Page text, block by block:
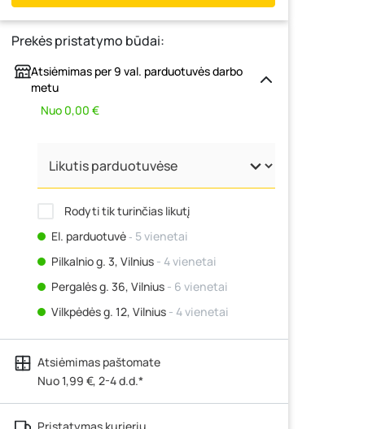
Prekės pristatymo būdai:
Atsiėmimas per 9 val. parduotuvės darbo
metu
Nuo 0,00 €
Rodyti tik turinčias likutį
El. parduotuvė‐ 5 vienetai
Pilkalnio g. 3, Vilnius - 4 vienetai
Pergalės g. 36, Vilnius - 6 vienetai
Vilkpėdės g. 12, Vilnius - 4 vienetai
Ateities g. 15, Vilnius- 4 vienetai
Kauno r., Narsiečių k., Vytauto g. 183,
Kaunas - 3 vienetai
Šilutės pl. 83A, Klaipėda- 0 vienetų
Atsiėmimas paštomate
Nuo 1,99 €, 2-4 d.d.*